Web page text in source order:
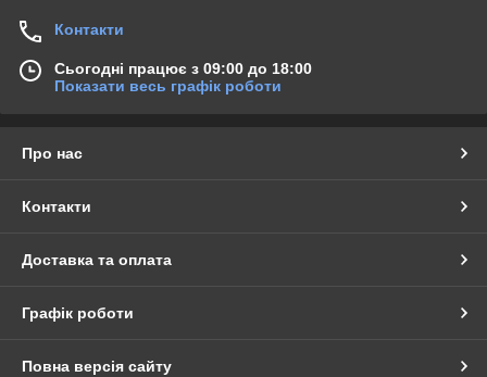
Контакти
Сьогодні працює з 09:00 до 18:00
Показати весь графік роботи
Про нас
Контакти
Доставка та оплата
Графік роботи
Повна версія сайту